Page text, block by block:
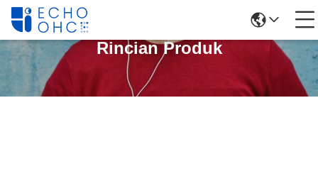
Rincian Produk